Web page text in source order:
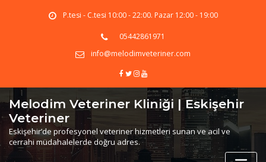
P.tesi - C.tesi 10:00 - 22:00. Pazar 12:00 - 19:00
05442861971
info@melodimveteriner.com
Melodim Veteriner Kliniği | Eskişehir
Veteriner
Eskişehir’de profesyonel veteriner hizmetleri sunan ve acil ve
cerrahi müdahalelerde doğru adres.